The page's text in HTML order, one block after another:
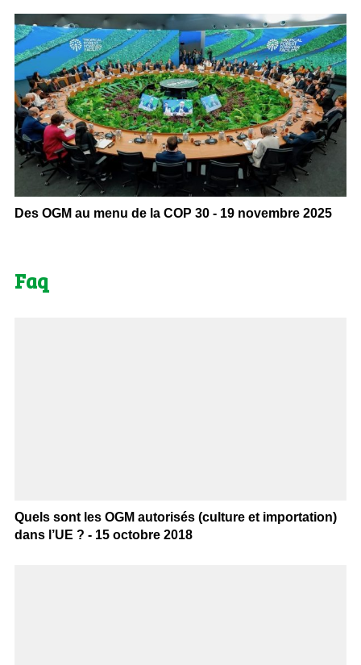
Des OGM au menu de la COP 30 - 19 novembre 2025
Faq
Quels sont les OGM autorisés (culture et importation)
dans l’UE ? - 15 octobre 2018